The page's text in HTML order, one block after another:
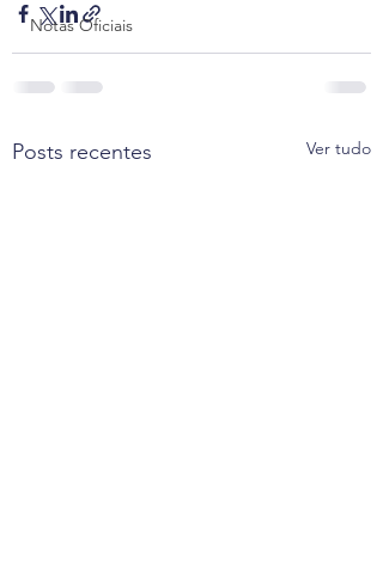
Notas Oficiais
Posts recentes Ver tudo